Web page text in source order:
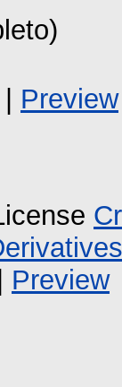
| Preview
Preview